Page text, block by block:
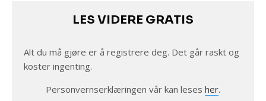
LES VIDERE GRATIS
Alt du må gjøre er å registrere deg. Det går raskt og
koster ingenting.
Personvernserklæringen vår kan leses her.